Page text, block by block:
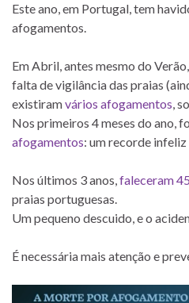
Este ano, em Portugal, tem
afogamentos.
Em Abril, antes mesmo do
falta de vigilância das praias
existiramvários afogamentos,
Nos primeiros 4 meses do ano,
afogamentos: um recorde
Nos últimos 3 anos,faleceram
praias portuguesas.
Um pequeno descuido, e o
É necessária mais atenção e